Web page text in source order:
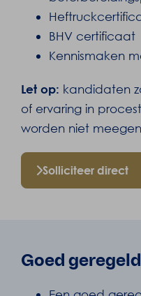
BHV certificaat
Kennismaken
Let op: kandidaten
of ervaring in
worden niet
Solliciteer direct
Goed geregeld